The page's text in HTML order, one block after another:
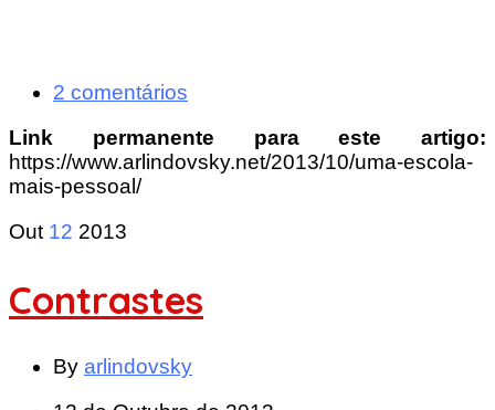
2 comentários
Link permanente para este artigo:
https://www.arlindovsky.net/2013/10/uma-escola-
mais-pessoal/
Out 12 2013
Contrastes
By arlindovsky